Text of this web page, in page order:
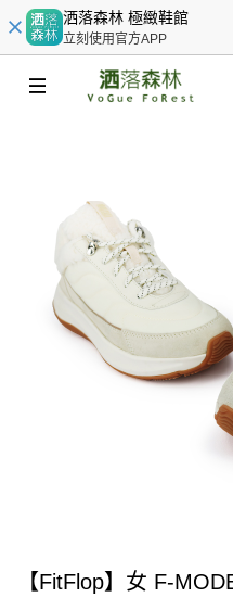
洒落森林 極緻鞋館
立刻使用官方APP
【FitFlop】女 F-